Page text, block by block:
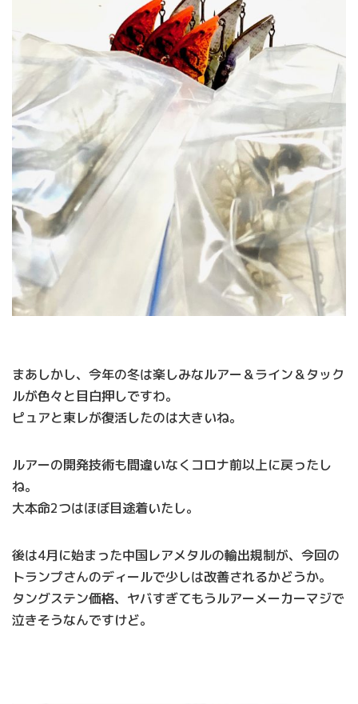
まあしかし、今年の冬は楽しみなルアー＆ライン＆タック
ルが色々と目白押しですわ。
ピュアと東レが復活したのは大きいね。
ルアーの開発技術も間違いなくコロナ前以上に戻ったし
ね。
大本命2つはほぼ目途着いたし。
後は4月に始まった中国レアメタルの輸出規制が、今回の
トランプさんのディールで少しは改善されるかどうか。
タングステン価格、ヤバすぎてもうルアーメーカーマジで
泣きそうなんですけど。